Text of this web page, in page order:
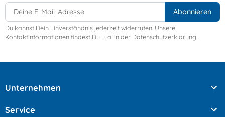
Du kannst Dein Einverständnis jederzeit widerrufen. Unsere
Kontaktinformationen findest Du u. a. in der Datenschutzerklärung.
Unternehmen 
Service 